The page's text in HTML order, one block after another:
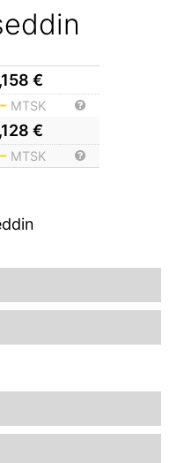
€
MTSK
€
MTSK